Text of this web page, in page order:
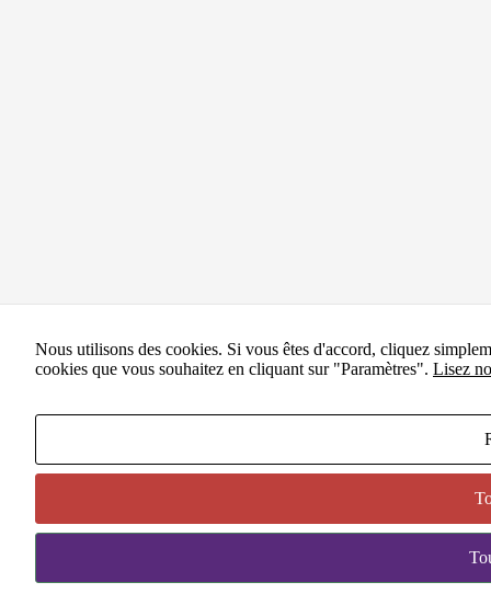
Nous utilisons des cookies. Si vous êtes d'accord, cliquez
cookies que vous souhaitez en cliquant sur "Paramètres". Lisez